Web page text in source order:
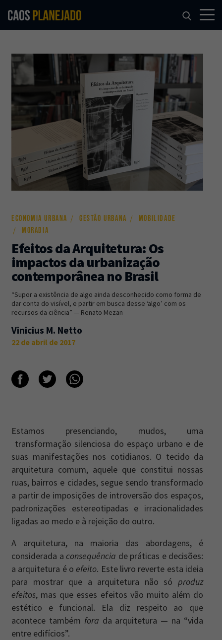
NewsletterCaos Planejado
Inscreva-se na newsletter do Caos Planejado e
receba todas as nossas novidades.
INSCREVER-SE
ECONOMIA URBANA GESTÃO URBANA
MOBILIDADE
MORADIA
Efeitos da Arquitetura: Os
impactos da urbanização
contemporânea no Brasil
“Supor a existência de algo ainda desconhecido como forma de
dar conta do visível, e partir em busca desse ‘algo’ com os
recursos da ciência” — Renato Mezan
Vinicius M. Netto
22 de abril de 2017
Estamos presenciando, mudos, uma
transformação silenciosa do espaço urbano e de
suas manifestações nos cotidianos. O tecido da
arquitetura comum, aquele que constitui nossas
ruas, bairros e cidades, segue sendo transformado
a partir de imposições de introversão dos espaços,
padronizações estereotipadas e irracionalidades
ligadas ao medo e à rejeição do outro.
A arquitetura, na maioria das abordagens, é
considerada a consequência de práticas e decisões:
a arquitetura é oefeito. Este livro reverte esta ideia
para mostrar que a arquitetura não só produz
efeitos, mas que esses efeitos vão muito além do
estético e funcional. Ela diz respeito ao que
acontece também fora da arquitetura — na “vida
entre edifícios”.